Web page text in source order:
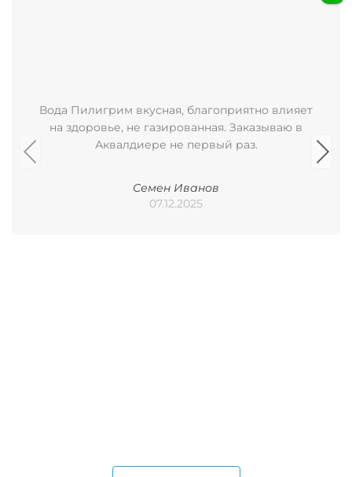
Вода Пилигрим вкусная, благоприятно влияет
на здоровье, не газированная. Заказываю в
Аквалдиере не первый раз.
Семен Иванов
07.12.2025